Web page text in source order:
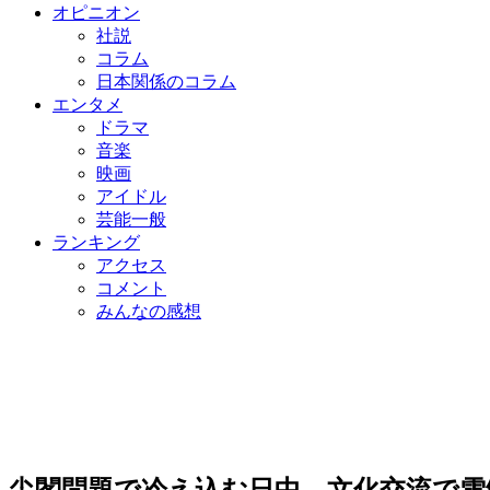
オピニオン
社説
コラム
日本関係のコラム
エンタメ
ドラマ
音楽
映画
アイドル
芸能一般
ランキング
アクセス
コメント
みんなの感想